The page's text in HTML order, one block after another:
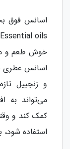
خوش طعم و
اسانس عطری
و زنجبیل
می‌تواند به
کمک کند و
استفاده